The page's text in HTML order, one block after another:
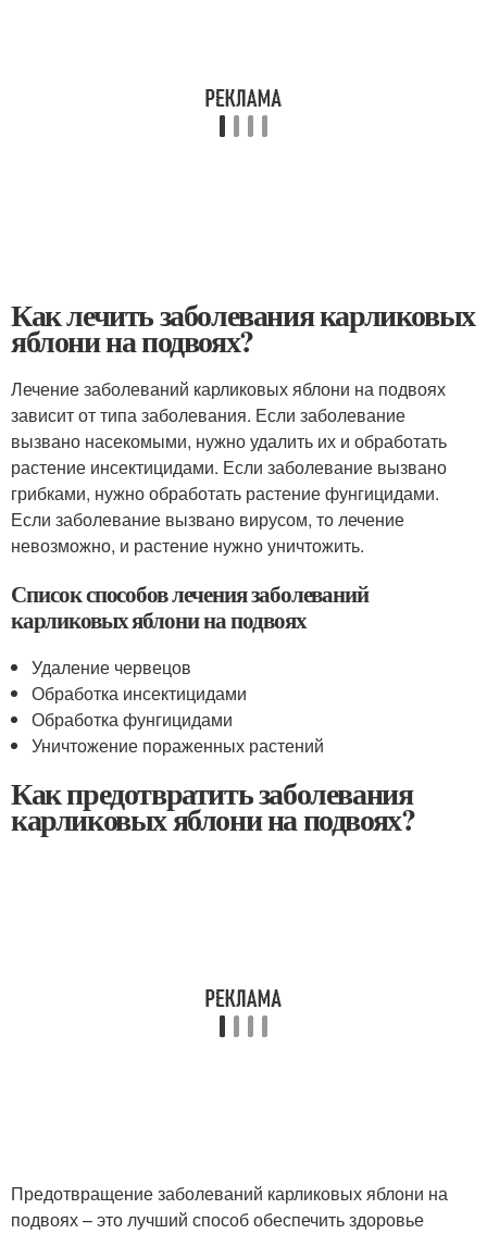
Как лечить заболевания карликовых
яблони на подвоях?
Лечение заболеваний карликовых яблони на подвоях
зависит от типа заболевания. Если заболевание
вызвано насекомыми, нужно удалить их и обработать
растение инсектицидами. Если заболевание вызвано
грибками, нужно обработать растение фунгицидами.
Если заболевание вызвано вирусом, то лечение
невозможно, и растение нужно уничтожить.
Список способов лечения заболеваний
карликовых яблони на подвоях
Удаление червецов
Обработка инсектицидами
Обработка фунгицидами
Уничтожение пораженных растений
Как предотвратить заболевания
карликовых яблони на подвоях?
Предотвращение заболеваний карликовых яблони на
подвоях – это лучший способ обеспечить здоровье